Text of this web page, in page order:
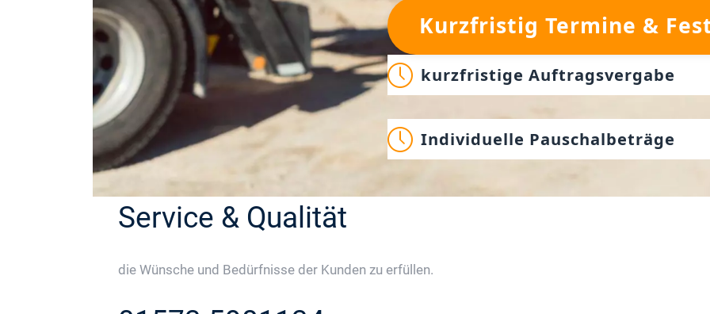
Kurzfristig Termine &
kurzfristige Auftragsvergabe
Individuelle Pauschalbeträge
Service & Qualität
die Wünsche und Bedürfnisse der Kunden zu erfüllen.